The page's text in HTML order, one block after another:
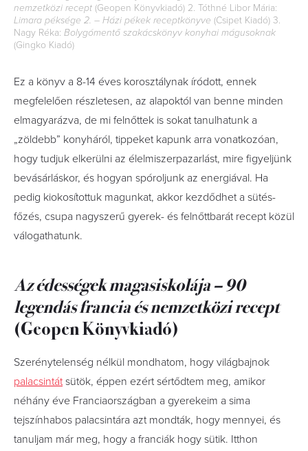
nemzetközi recept (Geopen Könyvkiadó) 2. Tóthné Libor Mária:
Limara péksége 2. – Házi pékek receptkönyve (Csipet Kiadó) 3.
Nagy Réka: Bolygómentő szakácskönyv konyhai mágusoknak
(Gingko Kiadó)
Ez a könyv a 8-14 éves korosztálynak íródott, ennek
megfelelően részletesen, az alapoktól van benne minden
elmagyarázva, de mi felnőttek is sokat tanulhatunk a
„zöldebb” konyháról, tippeket kapunk arra vonatkozóan,
hogy tudjuk elkerülni az élelmiszerpazarlást, mire figyeljünk
bevásárláskor, és hogyan spóroljunk az energiával. Ha
pedig kiokosítottuk magunkat, akkor kezdődhet a sütés-
főzés, csupa nagyszerű gyerek- és felnőttbarát recept közül
válogathatunk.
Az édességek magasiskolája – 90
legendás francia és nemzetközi recept
(Geopen Könyvkiadó)
Szerénytelenség nélkül mondhatom, hogy világbajnok
palacsintátsütök, éppen ezért sértődtem meg, amikor
néhány éve Franciaországban a gyerekeim a sima
tejszínhabos palacsintára azt mondták, hogy mennyei, és
tanuljam már meg, hogy a franciák hogy sütik. Itthon